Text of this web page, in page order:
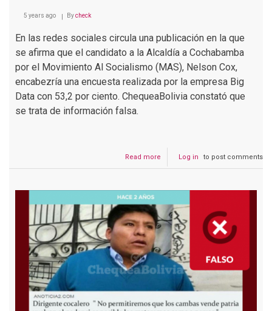
5 years ago Bycheck
En las redes sociales circula una publicación en la que
se afirma que el candidato a la Alcaldía a Cochabamba
por el Movimiento Al Socialismo (MAS), Nelson Cox,
encabezría una encuesta realizada por la empresa Big
Data con 53,2 por ciento. ChequeaBolivia constató que
se trata de información falsa.
Read more
Big
registrada
en
el
OEP
no
presenta
técnica
Log in to post comments